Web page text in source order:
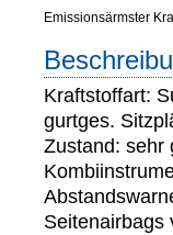
Emissionsärmster
Kraftstoffart:
gurtges.
Zustand: sehr
Seitenairbags